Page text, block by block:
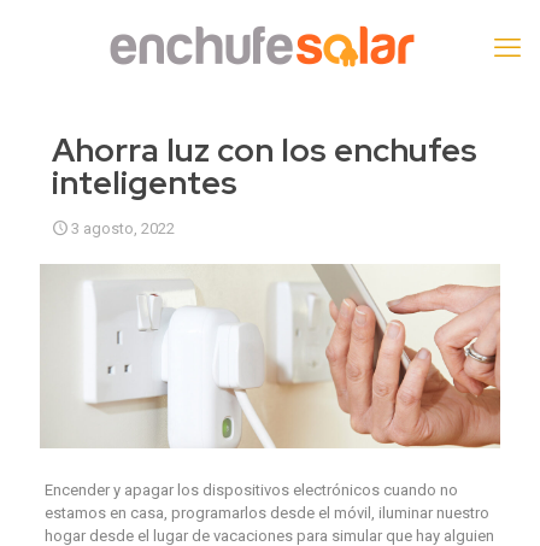
Ahorra luz con los enchufes
inteligentes
3 agosto, 2022
Encender y apagar los dispositivos electrónicos cuando no
estamos en casa, programarlos desde el móvil, iluminar nuestro
hogar desde el lugar de vacaciones para simular que hay alguien